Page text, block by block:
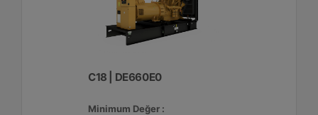
C18 | DE660E0
Minimum Değer :